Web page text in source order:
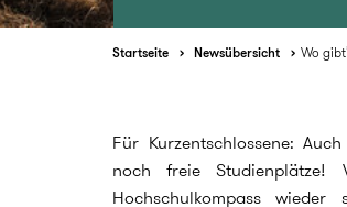
Startseite Newsübersicht Wo
Für Kurzentschlossene:
noch freie
Hochschulkompass wieder